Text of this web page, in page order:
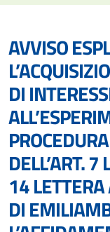
AVVISO
DI
DELL’ART. 7
14
DI